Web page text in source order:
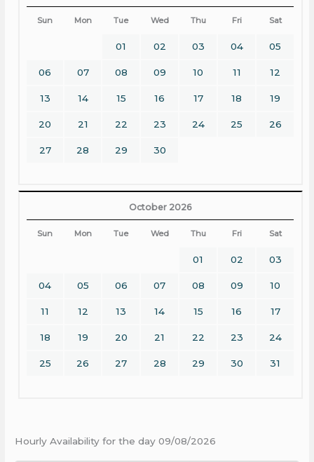
Sun Mon Tue Wed Thu Fri Sat
01 02 03 04 05
06 07 08 09 10 11 12
13 14 15 16 17 18 19
20 21 22 23 24 25 26
27 28 29 30
October 2026
Sun Mon Tue Wed Thu Fri Sat
01 02 03
04 05 06 07 08 09 10
11 12 13 14 15 16 17
18 19 20 21 22 23 24
25 26 27 28 29 30 31
Hourly Availability for the day 09/08/2026